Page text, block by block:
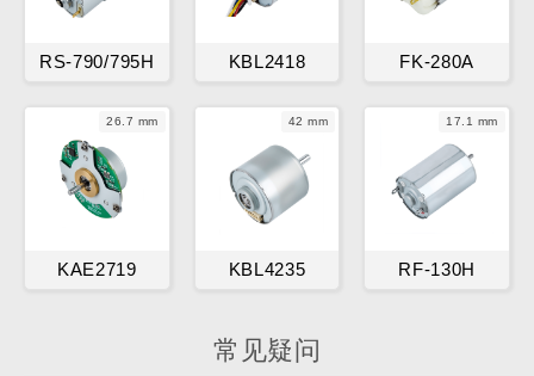
RS-790/795H KBL2418 FK-280A
26.7 mm
KAE2719
42 mm
KBL4235
17.1 mm
RF-130H
常见疑问